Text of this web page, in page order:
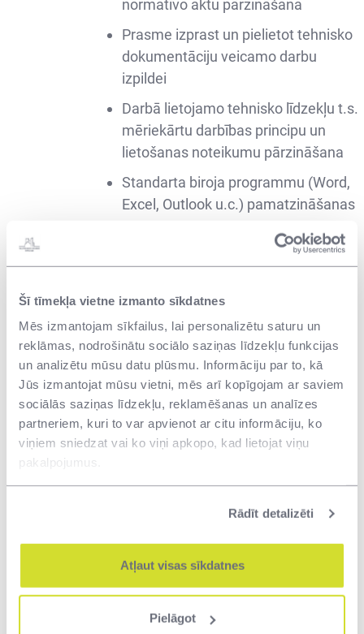
Šī tīmekļa vietne izmanto sīkdatnes
Mēs izmantojam sīkfailus, lai personalizētu saturu un
reklāmas, nodrošinātu sociālo saziņas līdzekļu funkcijas
un analizētu mūsu datu plūsmu. Informāciju par to, kā
Jūs izmantojat mūsu vietni, mēs arī kopīgojam ar saviem
sociālās saziņas līdzekļu, reklamēšanas un analīzes
partneriem, kuri to var apvienot ar citu informāciju, ko
viņiem sniedzat vai ko viņi apkopo, kad lietojat viņu
pakalpojumus.
Rādīt detalizēti
Atļaut visas sīkdatnes
Pielāgot
normatīvo aktu pārzināšana
Prasme izprast un pielietot tehnisko
dokumentāciju veicamo darbu
izpildei
Darbā lietojamo tehnisko līdzekļu t.s.
mēriekārtu darbības principu un
lietošanas noteikumu pārzināšana
Standarta biroja programmu (Word,
Excel, Outlook u.c.) pamatzināšanas
B kategorijas autovadītāja apliecība
Piedāvājam:
Aizraujošu darbu nozares lielākajā
uzņēmumā
Sociālās garantijas un motivējošus
labumus (veselības apdrošināšanu
Darba pienākumu veikšanai
Darba apģērbu
Profesionālās attīstības iespējas